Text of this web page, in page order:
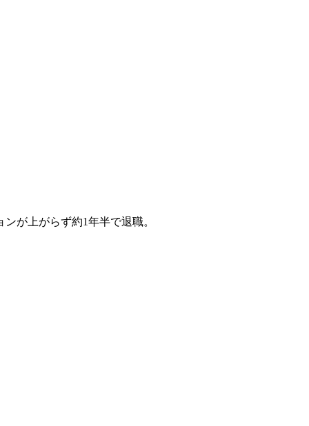
が上がらず約1年半で退職。